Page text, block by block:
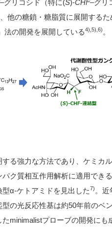
–グリコシド（特に(S)-CHF–グリ
他の糖鎖・糖脂質に展開する
法の開発を展開している4), 5), 6) 。
る強力な方法であり、ケミカ
パク質相互作用解析に適用でき
型α-ケトアミドを見出した7) 。近
の光反応性基は約50年前のベ
たminimalistプローブの開発にも